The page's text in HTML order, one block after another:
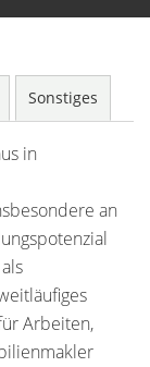
Sonstiges
in
an
Arbeiten,